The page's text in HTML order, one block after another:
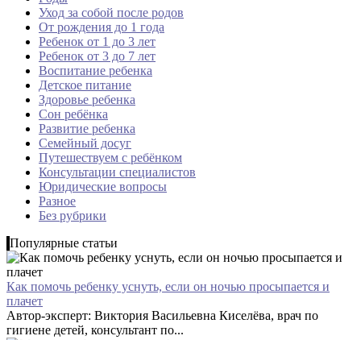
Уход за собой после родов
От рождения до 1 года
Ребенок от 1 до 3 лет
Ребенок от 3 до 7 лет
Воспитание ребенка
Детское питание
Здоровье ребенка
Сон ребёнка
Развитие ребенка
Семейный досуг
Путешествуем с ребёнком
Консультации специалистов
Юридические вопросы
Разное
Без рубрики
Популярные статьи
Как помочь ребенку уснуть, если он ночью просыпается и
плачет
Автор-эксперт: Виктория Васильевна Киселёва, врач по
гигиене детей, консультант по...